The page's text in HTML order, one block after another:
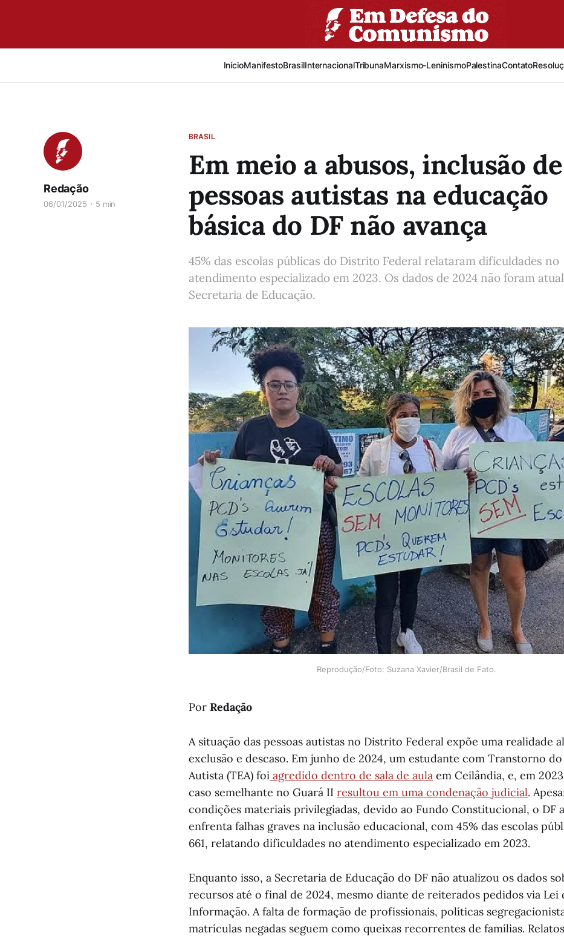
InícioManifestoBrasilInternacionalTribunaMarxismo-LeninismoPalestinaContato
BRASIL
Em meio a abusos, inclusão de
pessoas autistas na educação
básica do DF não avança
Redação
06/01/2025 5 min
45% das escolas públicas do Distrito Federal relataram dificuldades no
atendimento especializado em 2023. Os dados de 2024 não foram
Secretaria de Educação.
Reprodução/Foto: Suzana Xavier/Brasil de Fato.
Por Redação
A situação das pessoas autistas no Distrito Federal expõe uma realidade
exclusão e descaso. Em junho de 2024, um estudante com Transtorno
Autista (TEA) foi agredido dentro de sala de aula em Ceilândia, e, em
caso semelhante no Guará II resultou em uma condenação judicial.
condições materiais privilegiadas, devido ao Fundo Constitucional, o DF
enfrenta falhas graves na inclusão educacional, com 45% das escolas
661, relatando dificuldades no atendimento especializado em 2023.
Enquanto isso, a Secretaria de Educação do DF não atualizou os dados
recursos até o final de 2024, mesmo diante de reiterados pedidos via Lei
Informação. A falta de formação de profissionais, políticas
matrículas negadas seguem como queixas recorrentes de famílias.